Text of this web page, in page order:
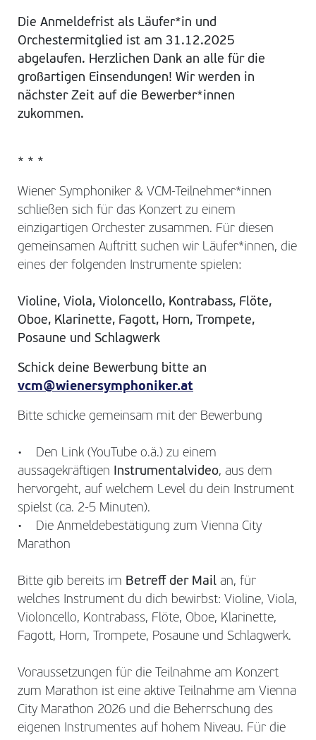
Die Anmeldefrist als Läufer*in und
Orchestermitglied ist am 31.12.2025
abgelaufen. Herzlichen Dank an alle für die
großartigen Einsendungen! Wir werden in
nächster Zeit auf die Bewerber*innen
zukommen.
* * *
Wiener Symphoniker & VCM-Teilnehmer*innen
schließen sich für das Konzert zu einem
einzigartigen Orchester zusammen. Für diesen
gemeinsamen Auftritt suchen wir Läufer*innen, die
eines der folgenden Instrumente spielen:
Violine, Viola, Violoncello, Kontrabass, Flöte,
Oboe, Klarinette, Fagott, Horn, Trompete,
Posaune und Schlagwerk
Schick deine Bewerbung bitte an
vcm@wienersymphoniker.at
Bitte schicke gemeinsam mit der Bewerbung
• Den Link (YouTube o.ä.) zu einem
aussagekräftigen
Instrumentalvideo, aus dem
hervorgeht, auf welchem Level du dein Instrument
spielst (ca. 2-5 Minuten).
• Die Anmeldebestätigung zum Vienna City
Marathon
Bitte gib bereits im Betreff der Mail an, für
welches Instrument du dich bewirbst: Violine, Viola,
Violoncello, Kontrabass, Flöte, Oboe, Klarinette,
Fagott, Horn, Trompete, Posaune und Schlagwerk.
Voraussetzungen für die Teilnahme am Konzert
zum Marathon ist eine aktive Teilnahme am Vienna
City Marathon 2026 und die Beherrschung des
eigenen Instrumentes auf hohem Niveau. Für die